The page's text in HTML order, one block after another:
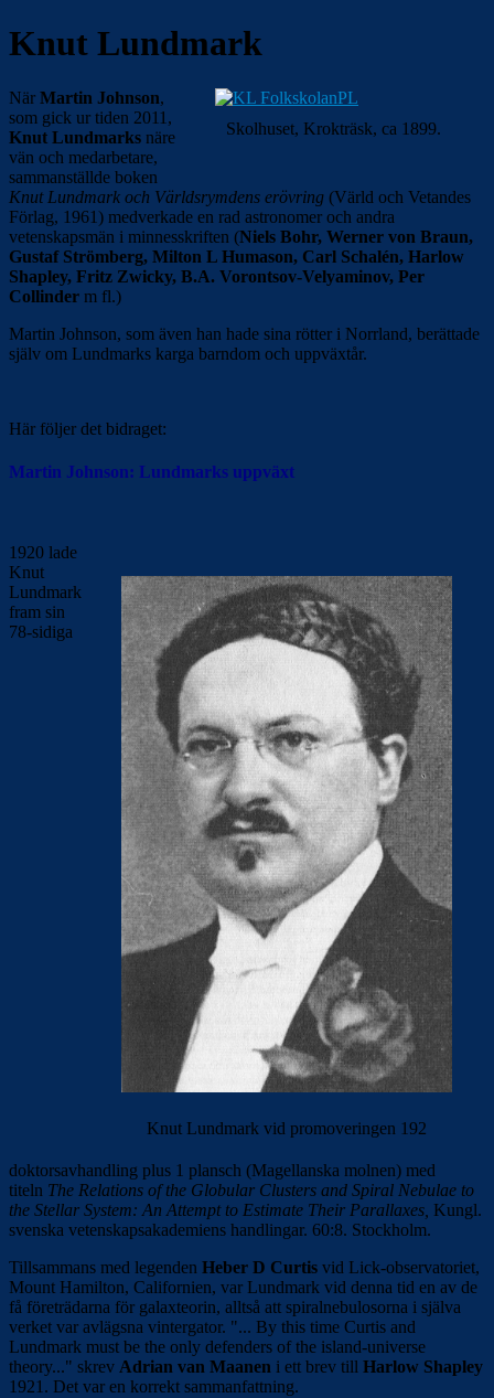
Knut Lundmark
Skolhuset, Krokträsk, ca 1899.
När Martin Johnson,
som gick ur tiden 2011,
Knut Lundmarks näre
vän och medarbetare,
sammanställde boken
Knut Lundmark och Världsrymdens erövring (Värld och Vetandes
Förlag, 1961) medverkade en rad astronomer och andra
vetenskapsmän i minnesskriften (Niels Bohr, Werner von Braun,
Gustaf Strömberg, Milton L Humason, Carl Schalén, Harlow
Shapley, Fritz Zwicky, B.A. Vorontsov-Velyaminov, Per
Collinder m fl.)
Martin Johnson, som även han hade sina rötter i Norrland, berättade
själv om Lundmarks karga barndom och uppväxtår.
Här följer det bidraget:
Martin Johnson: Lundmarks uppväxt
Knut Lundmark vid promoveringen 192
1920 lade
Knut
Lundmark
fram sin
78-sidiga
doktorsavhandling plus 1 plansch (Magellanska molnen) med
titeln The Relations of the Globular Clusters and Spiral Nebulae to
the Stellar System: An Attempt to Estimate Their Parallaxes, Kungl.
svenska vetenskapsakademiens handlingar. 60:8. Stockholm.
Tillsammans med legenden Heber D Curtis vid Lick-observatoriet,
Mount Hamilton, Californien, var Lundmark vid denna tid en av de
få företrädarna för galaxteorin, alltså att spiralnebulosorna i själva
verket var avlägsna vintergator. "... By this time Curtis and
Lundmark must be the only defenders of the island-universe
theory..." skrev Adrian van Maanen i ett brev till Harlow Shapley
1921. Det var en korrekt sammanfattning.